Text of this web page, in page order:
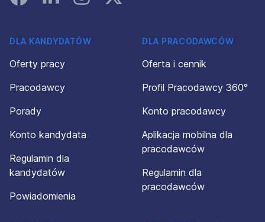
DLA KANDYDATÓW
Oferty pracy
Pracodawcy
Porady
Konto kandydata
Regulamin dla
kandydatów
Powiadomienia
DLA PRACODAWCÓW
Oferta i cennik
Profil Pracodawcy 360°
Konto pracodawcy
Aplikacja mobilna dla
pracodawców
Regulamin dla
pracodawców